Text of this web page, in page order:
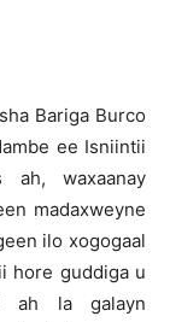
Bariga Burco
ee Isniintii
ah, waxaanay
madaxweyne
ilo xogogaal
hore guddiga u
ah la galayn